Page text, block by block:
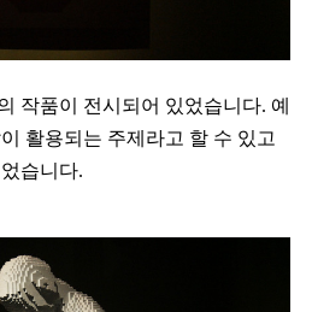
작품이 전시되어 있었습니다. 예
활용되는 주제라고 할 수 있고
습니다.